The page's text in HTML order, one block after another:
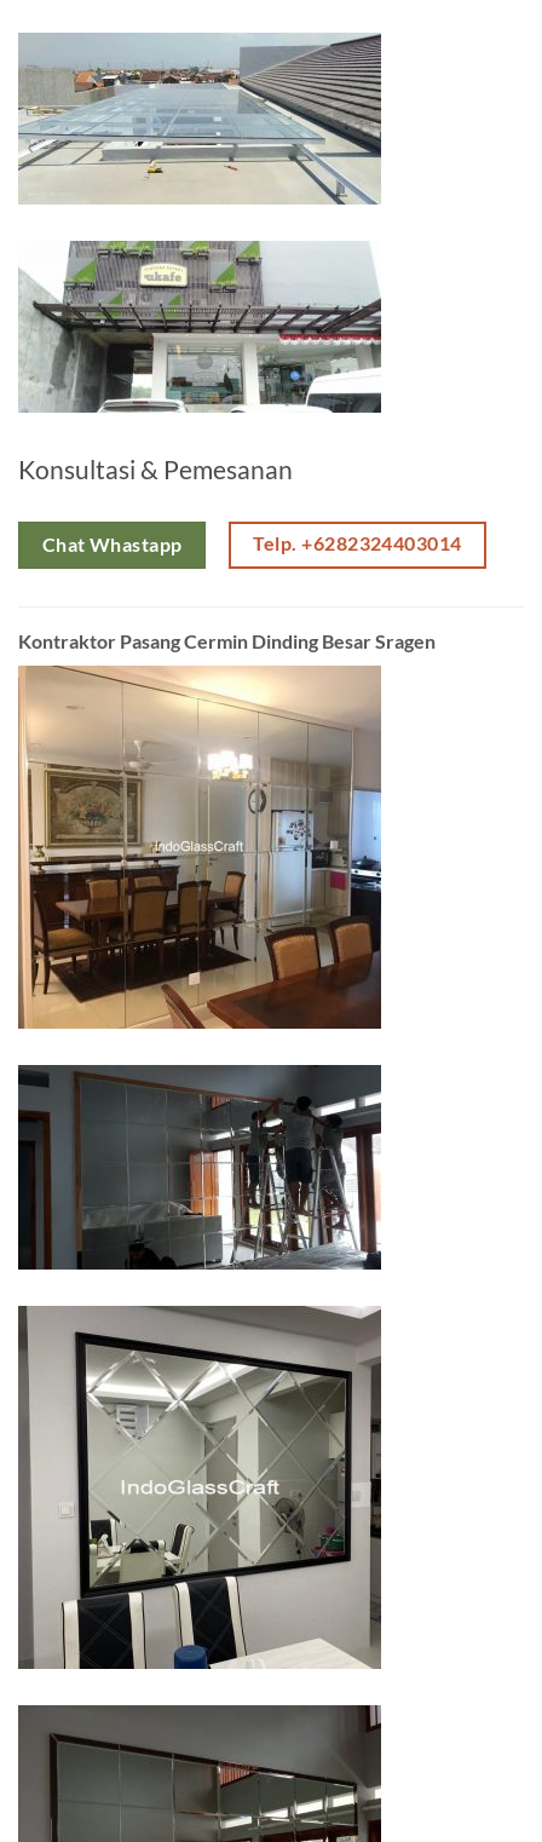
Konsultasi & Pemesanan
Chat Whastapp Telp. +6282324403014
Kontraktor Pasang Cermin Dinding Besar Sragen